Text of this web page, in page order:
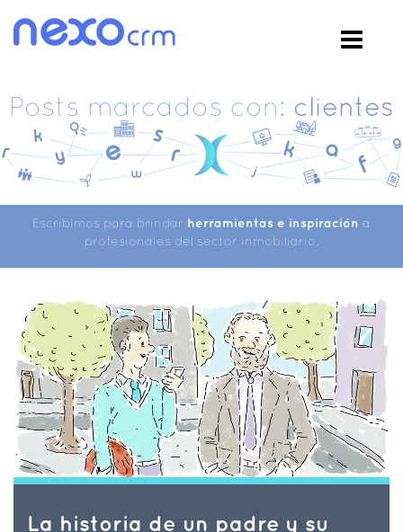
Posts marcados con: clientes
Escribimos para brindar herramientas e inspiración a
profesionales del sector inmobiliario.
La historia de un padre y su